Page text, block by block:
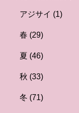
アジサイ (1)
春 (29)
夏 (46)
秋 (33)
冬 (71)